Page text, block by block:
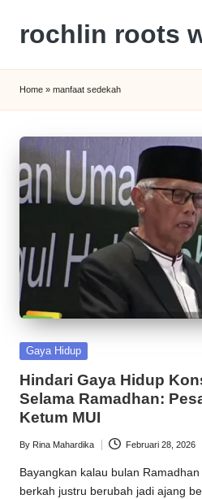
content
rochlin roots
dan
Kesehatan
Modern
Home » manfaat sedekah
Posted
Gaya Hidup
Hindari Gaya Hidup
Selama Ramadhan:
Ketum MUI
Posted
by
By Rina Mahardika Februari 28, 2026
Bayangkan kalau bulan
berkah justru berubah jadi ajang